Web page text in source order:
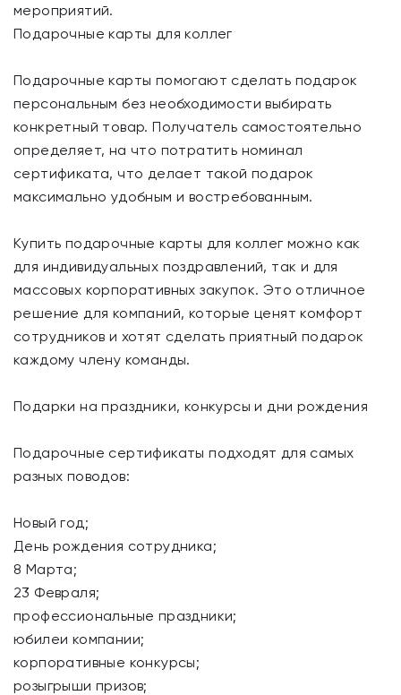
мероприятий.
Подарочные карты для коллег
Подарочные карты помогают сделать подарок
персональным без необходимости выбирать
конкретный товар. Получатель самостоятельно
определяет, на что потратить номинал
сертификата, что делает такой подарок
максимально удобным и востребованным.
Купить подарочные карты для коллег можно как
для индивидуальных поздравлений, так и для
массовых корпоративных закупок. Это отличное
решение для компаний, которые ценят комфорт
сотрудников и хотят сделать приятный подарок
каждому члену команды.
Подарки на праздники, конкурсы и дни рождения
Подарочные сертификаты подходят для самых
разных поводов:
Новый год;
День рождения сотрудника;
8 Марта;
23 Февраля;
профессиональные праздники;
юбилеи компании;
корпоративные конкурсы;
розыгрыши призов;